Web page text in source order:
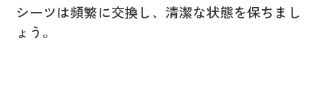
シーツは頻繁に交換し、清潔な状態を保ちまし
ょう。